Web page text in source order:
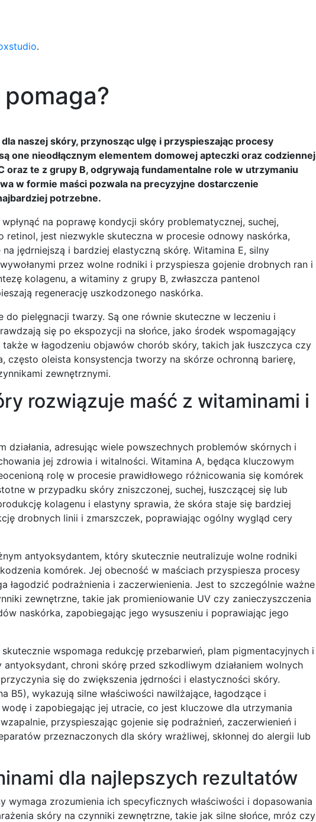
.
naszej skóry, przynosząc ulgę i przyspieszając procesy
one nieodłącznym elementem domowej apteczki oraz codziennej
oraz te z grupy B, odgrywają fundamentalne role w utrzymaniu
w formie maści pozwala na precyzyjne dostarczenie
potrzebne.
na poprawę kondycji skóry problematycznej, suchej,
retinol, jest niezwykle skuteczna w procesie odnowy naskórka,
jędrniejszą i bardziej elastyczną skórę. Witamina E, silny
przez wolne rodniki i przyspiesza gojenie drobnych ran i
kolagenu, a witaminy z grupy B, zwłaszcza pantenol
regenerację uszkodzonego naskórka.
pielęgnacji twarzy. Są one równie skuteczne w leczeniu i
się po ekspozycji na słońce, jako środek wspomagający
w łagodzeniu objawów chorób skóry, takich jak łuszczyca czy
często oleista konsystencja tworzy na skórze ochronną barierę,
zewnętrznymi.
rozwiązuje maść z witaminami i
adresując wiele powszechnych problemów skórnych i
jej zdrowia i witalności. Witamina A, będąca kluczowym
rolę w procesie prawidłowego różnicowania się komórek
w przypadku skóry zniszczonej, suchej, łuszczącej się lub
kolagenu i elastyny sprawia, że skóra staje się bardziej
drobnych linii i zmarszczek, poprawiając ogólny wygląd cery
antyoksydantem, który skutecznie neutralizuje wolne rodniki
komórek. Jej obecność w maściach przyspiesza procesy
łagodzić podrażnienia i zaczerwienienia. Jest to szczególnie ważne
zewnętrzne, takie jak promieniowanie UV czy zanieczyszczenia
naskórka, zapobiegając jego wysuszeniu i poprawiając jego
wspomaga redukcję przebarwień, plam pigmentacyjnych i
chroni skórę przed szkodliwym działaniem wolnych
się do zwiększenia jędrności i elastyczności skóry.
wykazują silne właściwości nawilżające, łagodzące i
i zapobiegając jej utracie, co jest kluczowe dla utrzymania
przyspieszając gojenie się podrażnień, zaczerwienień i
przeznaczonych dla skóry wrażliwej, skłonnej do alergii lub
dla najlepszych rezultatów
zrozumienia ich specyficznych właściwości i dopasowania
skóry na czynniki zewnętrzne, takie jak silne słońce, mróz czy